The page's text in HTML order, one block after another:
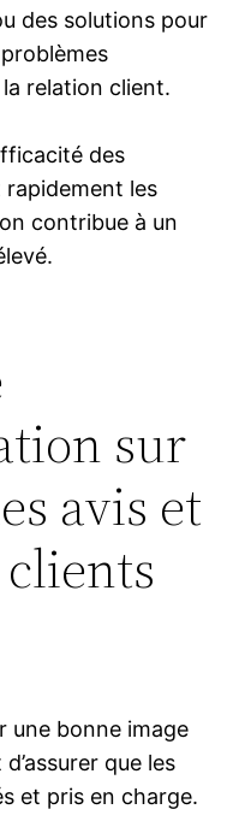
des solutions pour
relation client.
des
les
contribue à un
sur
avis et
une bonne image
que les
et pris en charge.